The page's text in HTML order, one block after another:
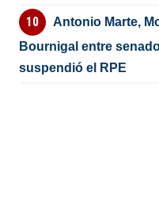
Antonio Marte,
Bournigal entre
suspendió el RPE